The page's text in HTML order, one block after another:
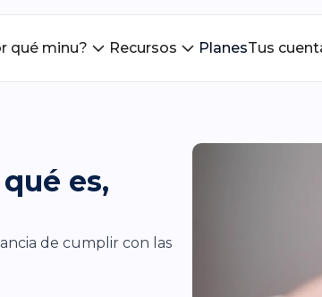
qué minu? Recursos PlanesTus
es,
de cumplir con las